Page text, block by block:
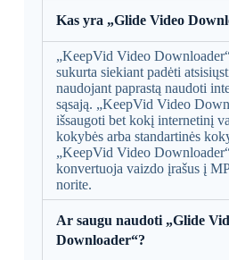
Kas yra „Glide Video
„KeepVid Video
sukurta siekiant padėti
naudojant paprastą naudoti
sąsają. „KeepVid Video
išsaugoti bet kokį internetinį
kokybės arba standartinės
„KeepVid Video
konvertuoja vaizdo įrašus į
norite.
Ar saugu naudoti „Glide
Downloader“?